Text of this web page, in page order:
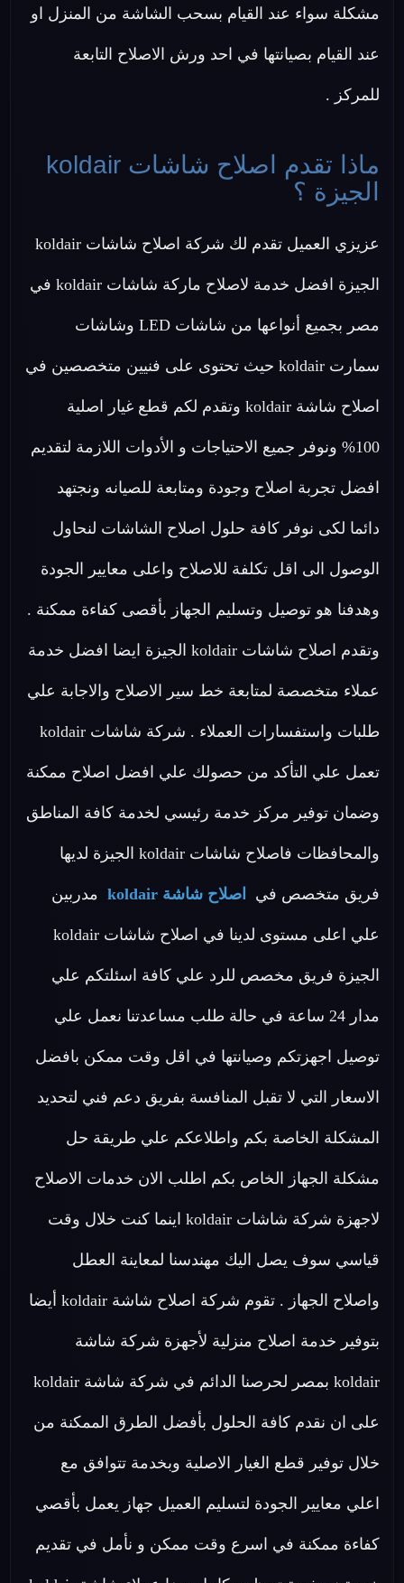
مشكلة سواء عند القيام بسحب الشاشة من المنزل او
عند القيام بصيانتها في احد ورش الاصلاح التابعة
للمركز .
ماذا تقدم اصلاح شاشات koldair
الجيزة ؟
عزيزي العميل تقدم لك شركة اصلاح شاشات koldair
الجيزة افضل خدمة لاصلاح ماركة شاشات koldair في
مصر بجميع أنواعها من شاشات LED وشاشات
سمارت koldair حيث تحتوى على فنيين متخصصين في
اصلاح شاشة koldair وتقدم لكم قطع غيار اصلية
100% ونوفر جميع الاحتياجات و الأدوات اللازمة لتقديم
افضل تجربة اصلاح وجودة ومتابعة للصيانه ونجتهد
دائما لكى نوفر كافة حلول اصلاح الشاشات لنحاول
الوصول الى اقل تكلفة للاصلاح واعلى معايير الجودة
وهدفنا هو توصيل وتسليم الجهاز بأقصى كفاءة ممكنة .
وتقدم اصلاح شاشات koldair الجيزة ايضا افضل خدمة
عملاء متخصصة لمتابعة خط سير الاصلاح والاجابة علي
طلبات واستفسارات العملاء . شركة شاشات koldair
تعمل علي التأكد من حصولك علي افضل اصلاح ممكنة
وضمان توفير مركز خدمة رئيسي لخدمة كافة المناطق
والمحافظات فاصلاح شاشات koldair الجيزة لديها
فريق متخصص في اصلاح شاشة koldair مدربين
علي اعلى مستوى لدينا في اصلاح شاشات koldair
الجيزة فريق مخصص للرد علي كافة اسئلتكم علي
مدار 24 ساعة في حالة طلب مساعدتنا نعمل علي
توصيل اجهزتكم وصيانتها في اقل وقت ممكن بافضل
الاسعار التي لا تقبل المنافسة بفريق دعم فني لتحديد
المشكلة الخاصة بكم واطلاعكم علي طريقة حل
مشكلة الجهاز الخاص بكم اطلب الان خدمات الاصلاح
لاجهزة شركة شاشات koldair اينما كنت خلال وقت
قياسي سوف يصل اليك مهندسنا لمعاينة العطل
واصلاح الجهاز . تقوم شركة اصلاح شاشة koldair أيضا
بتوفير خدمة اصلاح منزلية لأجهزة شركة شاشة
koldair بمصر لحرصنا الدائم في شركة شاشة koldair
على ان نقدم كافة الحلول بأفضل الطرق الممكنة من
خلال توفير قطع الغيار الاصلية وبخدمة تتوافق مع
اعلي معايير الجودة لتسليم العميل جهاز يعمل بأقصي
كفاءة ممكنة في اسرع وقت ممكن و نأمل في تقديم